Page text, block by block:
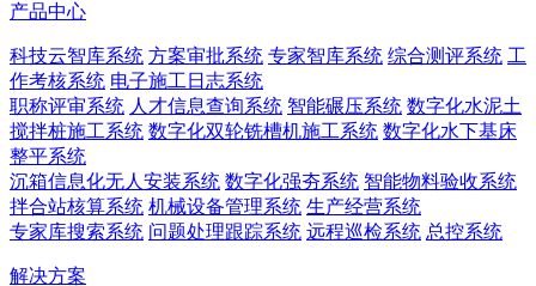
产品中心
科技云智库系统 方案审批系统 专家智库系统 综合测评系统 工
作考核系统 电子施工日志系统
职称评审系统 人才信息查询系统 智能碾压系统 数字化水泥土
搅拌桩施工系统 数字化双轮铣槽机施工系统 数字化水下基床
整平系统
沉箱信息化无人安装系统 数字化强夯系统 智能物料验收系统
拌合站核算系统 机械设备管理系统 生产经营系统
专家库搜索系统 问题处理跟踪系统 远程巡检系统 总控系统
解决方案